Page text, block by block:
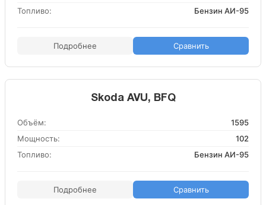
Топливо:
Бензин АИ-95
Подробнее Сравнить
Skoda AVU, BFQ
Объём:
1595
Мощность:
102
Топливо:
Бензин АИ-95
Подробнее Сравнить